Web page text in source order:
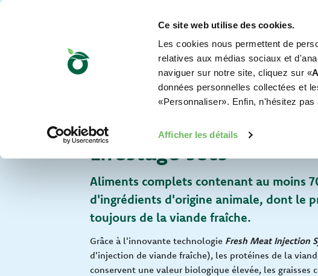
Ce site web utilise des cookies.
Les cookies nous permettent de
relatives aux médias sociaux et
naviguer sur notre site, cliquez sur «
données personnelles collectées et
«Personnaliser». Enfin, n'hésitez pas
Afficher les détails
Lifestage secs
Aliments complets contenant au moins
d'ingrédients d'origine animale, dont le
toujours de la viande fraîche.
Grâce à l'innovante technologie Fresh Meat Injection
d'injection de viande fraîche), les protéines de la
conservent une valeur biologique élevée, les graisses